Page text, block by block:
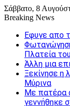
Σάββατο, 8
Breaking News
Εφυγε απο
Πλατεία
Άλλη μια
Ξεκίνησε η
Μύρινα
Με πατέρα
γεννήθηκε